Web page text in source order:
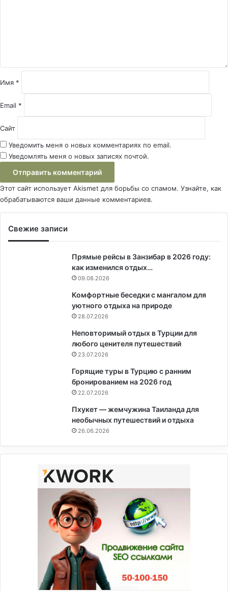
и
й
Имя *
Email *
Сайт
Уведомить меня о новых комментариях по email.
Уведомлять меня о новых записях почтой.
Этот сайт использует Akismet для борьбы со спамом. Узнайте, как
обрабатываются ваши данные комментариев.
Свежие записи
Прямые рейсы в Занзибар в 2026 году:
как изменился отдых…
09.08.2026
Комфортные беседки с мангалом для
уютного отдыха на природе
28.07.2026
Неповторимый отдых в Турции для
любого ценителя путешествий
23.07.2026
Горящие туры в Турцию с ранним
бронированием на 2026 год
22.07.2026
Пхукет — жемчужина Таиланда для
необычных путешествий и отдыха
26.06.2026